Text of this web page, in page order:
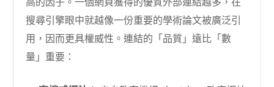
搜尋引擎眼中就越像一份重要的學術論文被廣泛引
用，因而更具權威性。連結的「品質」遠比「數
量」重要：